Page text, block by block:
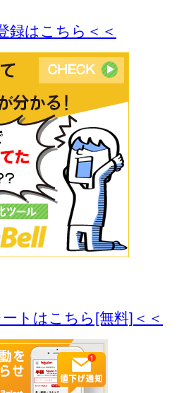
録はこちら＜＜
トはこちら[無料]＜＜